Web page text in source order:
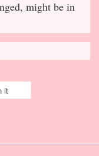
might be in
it